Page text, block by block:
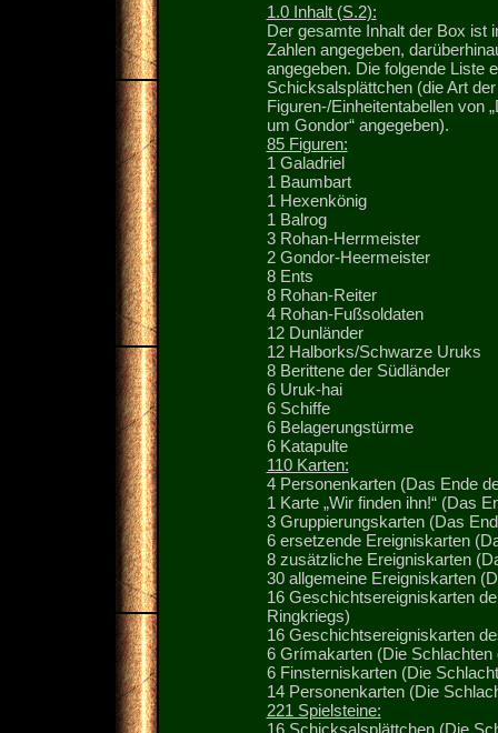
1.0 Inhalt (S.2):
Der gesamte Inhalt der Box ist
Zahlen angegeben,
angegeben. Die folgende Liste
Schicksalsplättchen (die Art
Figuren-/Einheitentabellen von
um Gondor“ angegeben).
85 Figuren:
1 Galadriel
1 Baumbart
1 Hexenkönig
1 Balrog
3 Rohan-Herrmeister
2 Gondor-Heermeister
8 Ents
8 Rohan-Reiter
4 Rohan-Fußsoldaten
12 Dunländer
12 Halborks/Schwarze Uruks
8 Berittene der Südländer
6 Uruk-hai
6 Schiffe
6 Belagerungstürme
6 Katapulte
110 Karten:
4 Personenkarten (Das Ende
1 Karte „Wir finden ihn!“ (Das
3 Gruppierungskarten (Das
6 ersetzende Ereigniskarten
8 zusätzliche Ereigniskarten
30 allgemeine Ereigniskarten
16 Geschichtsereigniskarten
Ringkriegs)
16 Geschichtsereigniskarten
6 Grímakarten (Die Schlachten
6 Finsterniskarten (Die
14 Personenkarten (Die
221 Spielsteine:
16 Schicksalsplättchen (Die